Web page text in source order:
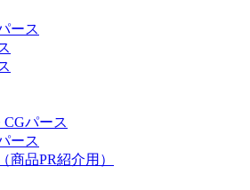
ース
パース
ース
商品PR紹介用）